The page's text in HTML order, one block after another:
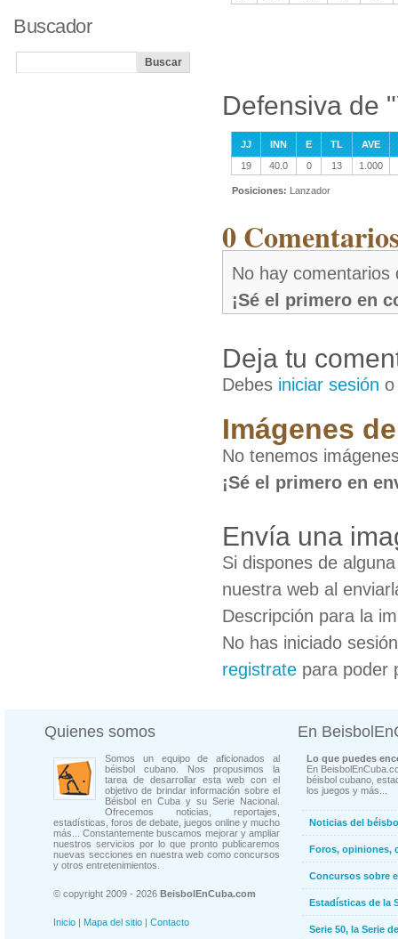
Defensiva de
JJ INN E TL
AVE
19
40.0 0 13 1.000
Posiciones: Lanzador
0
No hay comentarios
¡Sé el primero en
Deja tu
Debes iniciar sesión
Imágenes
No tenemos
¡Sé el primero en
Envía una
Si dispones de
nuestra web al
Descripción para la
No has iniciado
registrate para poder
Buscador
Quienes somos
Somos un equipo de aficionados al
béisbol cubano. Nos propusimos la
tarea de desarrollar esta web con el
objetivo de brindar información sobre el
Béisbol en Cuba y su Serie Nacional.
Ofrecemos noticias, reportajes,
estadísticas, foros de debate, juegos online y mucho
más... Constantemente buscamos mejorar y ampliar
nuestros servicios por lo que pronto publicaremos
nuevas secciones en nuestra web como concursos
y otros entretenimientos.
© copyright 2009 - 2026 BeisbolEnCuba.com
Inicio | Mapa del sitio | Contacto
En
Lo que puedes
En
béisbol cubano,
los juegos y más...
Noticias del
Foros, opiniones,
Concursos sobre
Estadísticas de la
Serie 50, la Serie